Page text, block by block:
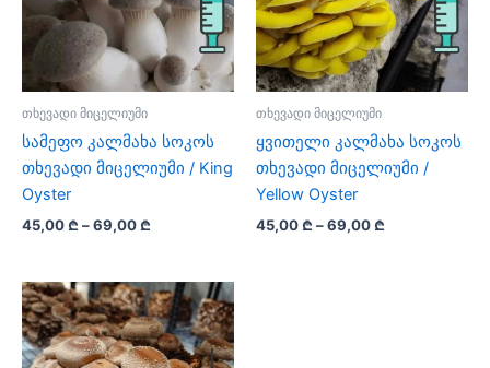
options
may
chosen
on
the
product
page
may
be
chosen
on
the
product
page
თხევადი მიცელიუმი
სამეფო კალმახა სოკოს
თხევადი მიცელიუმი / King
Oyster
45,00 ₾ –69,00 ₾
through
69,00 ₾
product
has
multiple
variants.
თხევადი მიცელიუმი
ყვითელი კალმახა სოკოს
თხევადი მიცელიუმი /
Yellow Oyster
45,00 ₾ –69,00 ₾